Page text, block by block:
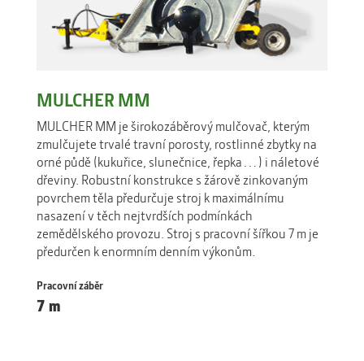
MULCHER MM
MULCHER MM je širokozáběrový mulčovač, kterým
zmulčujete trvalé travní porosty, rostlinné zbytky na
orné půdě (kukuřice, slunečnice, řepka…) i náletové
dřeviny. Robustní konstrukce s žárově zinkovaným
povrchem těla předurčuje stroj k maximálnímu
nasazení v těch nejtvrdších podmínkách
zemědělského provozu. Stroj s pracovní šířkou 7 m je
předurčen k enormním denním výkonům.
Pracovní záběr
7 m